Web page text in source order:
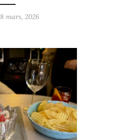
8 mars, 2026